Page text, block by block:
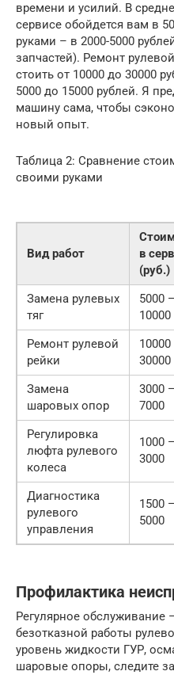
времени и усилий. В
сервисе обойдется вам в
руками – в 2000-5000
запчастей). Ремонт
стоить от 10000 до 30000
5000 до 15000 рублей. Я
машину сама, чтобы
новый опыт.
Таблица 2: Сравнение
своими руками
Вид работ
в
(руб.)
Замена рулевых
тяг
5000
10000
Ремонт рулевой
рейки
30000
Замена
шаровых опор
3000
7000
Регулировка
люфта рулевого
колеса
1000
3000
Диагностика
рулевого
управления
1500
5000
Профилактика
Регулярное обслуживание
безотказной работы
уровень жидкости ГУР,
шаровые опоры, следите